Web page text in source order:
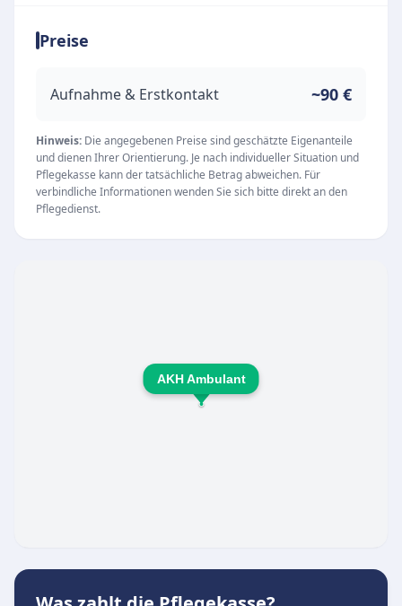
wiederherzustellen sowie Funktionsstörungen
Atmungs- und Herzkreislaufsystems zu
Zusammenarbeit mit behandelnden Ärzten
individuell passende Behandlungsmethoden.
Das Angebot umfasst neben Krankengymnastik
und manueller Therapie spezielle Verfahren wie
KG ZNS nach Bobath und PNF sowie
Schmerztherapie sowie moderne
Trainingseinheiten unter therapeutischer
Preise
Aufnahme & Erstkontakt ~90 €
Hinweis: Die angegebenen Preise sind geschätzte Eigenanteile
und dienen Ihrer Orientierung. Je nach individueller Situation und
Pflegekasse kann der tatsächliche Betrag abweichen. Für
verbindliche Informationen wenden Sie sich bitte direkt an den
Pflegedienst.
AKH Ambulant